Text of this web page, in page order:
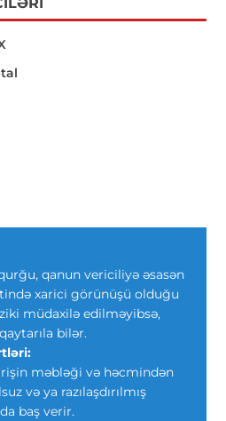
qanun vericiliyə əsasən
xarici görünüşü olduğu
müdaxilə edilməyibsə,
bilər.
məbləği və həcmindən
və ya razılaşdırılmış
baş verir.